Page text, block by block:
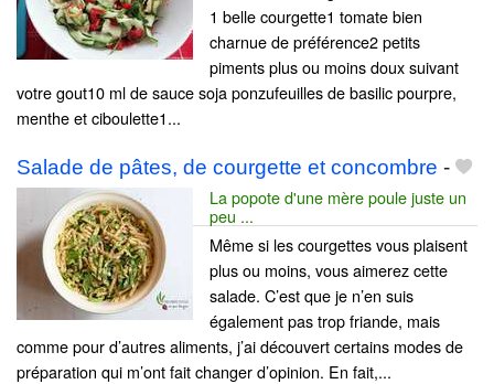
1 belle courgette1 tomate bien
charnue de préférence2 petits
piments plus ou moins doux suivant
votre gout10 ml de sauce soja ponzufeuilles de basilic pourpre,
menthe et ciboulette1...
Salade de pâtes, de courgette et concombre -
La popote d'une mère poule juste un
peu ...
Même si les courgettes vous plaisent
plus ou moins, vous aimerez cette
salade. C’est que je n’en suis
également pas trop friande, mais
comme pour d’autres aliments, j’ai découvert certains modes de
préparation qui m’ont fait changer d’opinion. En fait,...